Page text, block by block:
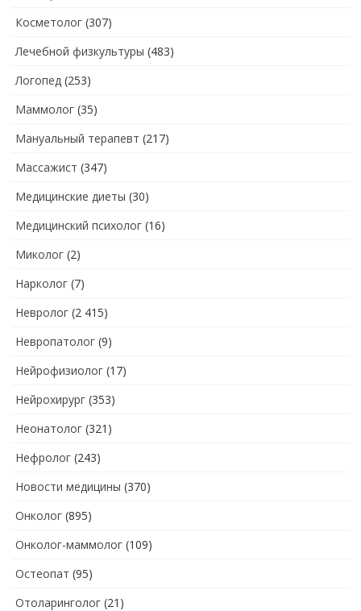
Косметолог (307)
Лечебной физкультуры (483)
Логопед (253)
Маммолог (35)
Мануальный терапевт (217)
Массажист (347)
Медицинские диеты (30)
Медицинский психолог (16)
Миколог (2)
Нарколог (7)
Невролог (2 415)
Невропатолог (9)
Нейрофизиолог (17)
Нейрохирург (353)
Неонатолог (321)
Нефролог (243)
Новости медицины (370)
Онколог (895)
Онколог-маммолог (109)
Остеопат (95)
Отоларинголог (21)